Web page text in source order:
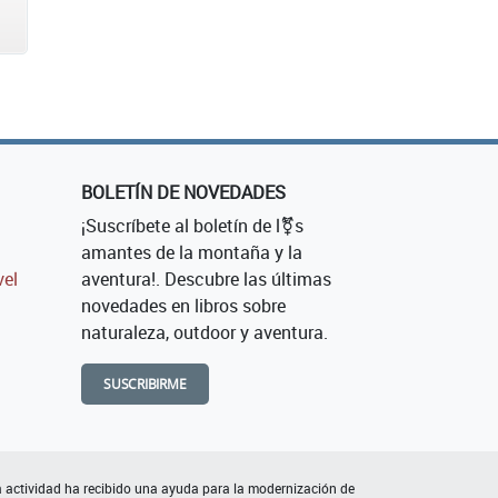
BOLETÍN DE NOVEDADES
¡Suscríbete al boletín de l⚧s
amantes de la montaña y la
aventura!. Descubre las últimas
novedades en libros sobre
naturaleza, outdoor y aventura.
SUSCRIBIRME
actividad ha recibido una ayuda para la modernización de